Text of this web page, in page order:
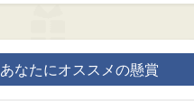
あなたにオススメの懸賞